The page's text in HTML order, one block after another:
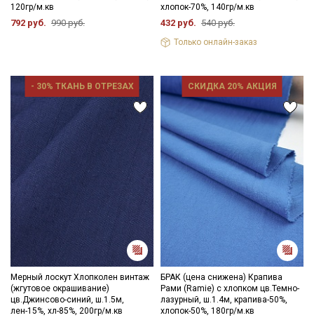
120гр/м.кв
792 руб. 990 руб.
хлопок-70%, 140гр/м.кв
432 руб. 540 руб.
Только онлайн-заказ
- 30% ТКАНЬ В ОТРЕЗАХ
Мерный лоскут Хлопколен винтаж
(жгутовое окрашивание)
цв.Джинсово-синий, ш.1.5м,
лен-15%, хл-85%, 200гр/м.кв
СКИДКА 20% АКЦИЯ
БРАК (цена снижена) Крапива
Рами (Ramie) с хлопком цв.Темно-
лазурный, ш.1.4м, крапива-50%,
хлопок-50%, 180гр/м.кв